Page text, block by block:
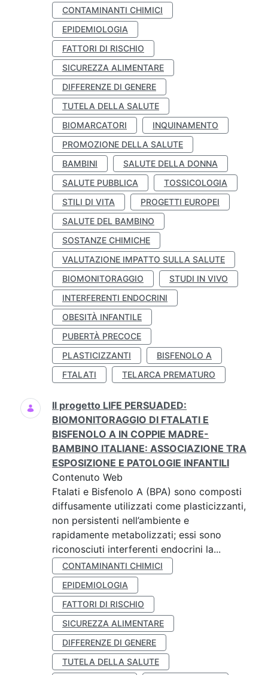
CONTAMINANTI CHIMICI
EPIDEMIOLOGIA
FATTORI DI RISCHIO
SICUREZZA ALIMENTARE
DIFFERENZE DI GENERE
TUTELA DELLA SALUTE
BIOMARCATORI
INQUINAMENTO
PROMOZIONE DELLA SALUTE
BAMBINI
SALUTE DELLA DONNA
SALUTE PUBBLICA
TOSSICOLOGIA
STILI DI VITA
PROGETTI EUROPEI
SALUTE DEL BAMBINO
SOSTANZE CHIMICHE
VALUTAZIONE IMPATTO SULLA SALUTE
BIOMONITORAGGIO
STUDI IN VIVO
INTERFERENTI ENDOCRINI
OBESITÀ INFANTILE
PUBERTÀ PRECOCE
PLASTICIZZANTI
BISFENOLO A
FTALATI
TELARCA PREMATURO
Il progetto LIFE PERSUADED:
BIOMONITORAGGIO DI FTALATI E
BISFENOLO A IN COPPIE MADRE-
BAMBINO ITALIANE: ASSOCIAZIONE TRA
ESPOSIZIONE E PATOLOGIE INFANTILI
Contenuto Web
Ftalati e Bisfenolo A (BPA) sono composti
diffusamente utilizzati come plasticizzanti,
non persistenti nell’ambiente e
rapidamente metabolizzati; essi sono
riconosciuti interferenti endocrini la...
CONTAMINANTI CHIMICI
EPIDEMIOLOGIA
FATTORI DI RISCHIO
SICUREZZA ALIMENTARE
DIFFERENZE DI GENERE
TUTELA DELLA SALUTE